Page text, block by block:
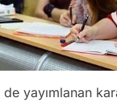
yayımlanan